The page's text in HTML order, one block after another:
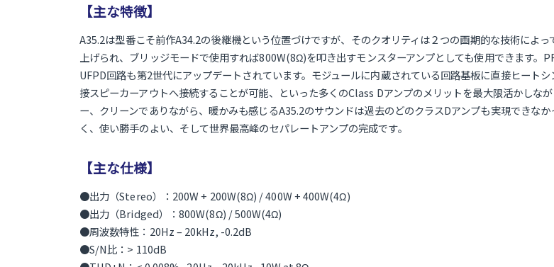
【主な特徴】
A35.2は型番こそ前作A34.2の後継機という位置づけですが、そのクオリティは２つの画期的な技術に
上げられ、ブリッジモードで使用すれば800W(8Ω)を叩き出すモンスターアンプとしても使用できます
UFPD回路も第2世代にアップデートされています。モジュールに内蔵されている回路基板に直接ヒート
接スピーカーアウトへ接続することが可能、といった多くのClass Dアンプのメリットを最大限活かしな
ー、クリーンでありながら、暖かみも感じるA35.2のサウンドは過去のどのクラスDアンプも実現できな
く、使い勝手のよい、そして世界最高峰のセパレートアンプの完成です。
【主な仕様】
●出力（Stereo）：200W + 200W(8Ω) / 400W + 400W(4Ω)
●出力（Bridged）：800W(8Ω) / 500W(4Ω)
●周波数特性：20Hz – 20kHz, -0.2dB
●S/N比：> 110dB